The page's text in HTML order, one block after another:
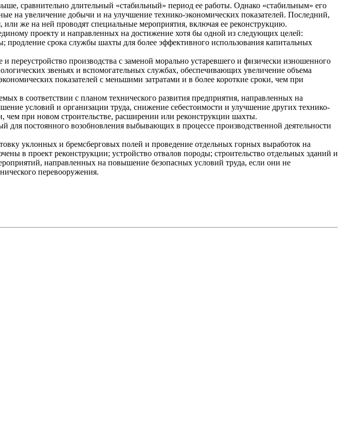
сравнительно длительный «стабильный» период ее работы. Однако «стабильным» его
на увеличение добычи и на улучшение технико-экономических показателей. Последний,
же на ней проводят специальные мероприятия, включая ее реконструкцию.
проекту и направленных на достижение хотя бы одной из следующих целей:
срока службы шахты для более эффективного использования капитальных
переустройство производства с заменой морально устаревшего и физически изношенного
звеньях и вспомогательных службах, обеспечивающих увеличение объема
показателей с меньшими затратами и в более короткие сроки, чем при
в соответствии с планом технического развития предприятия, направленных на
условий и организации труда, снижение себестоимости и улучшение других технико-
чем при новом строительстве, расширении или реконструкции шахты.
постоянного возобновления выбывающих в процессе производственной деятельности
уклонных и бремсберговых полей и проведение отдельных горных выработок на
в проект реконструкции; устройство отвалов породы; строительство отдельных зданий и
направленных на повышение безопасных условий труда, если они не
перевооружения.